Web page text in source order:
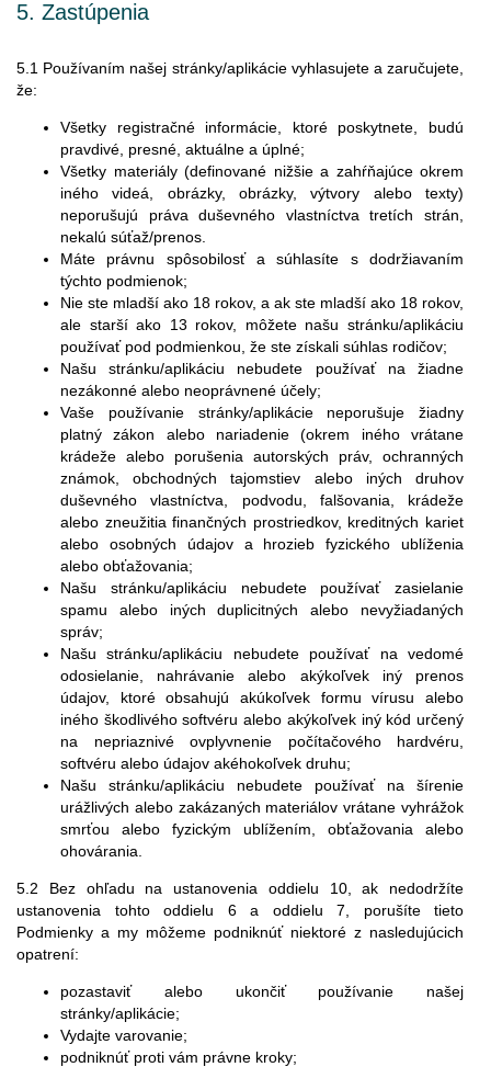
5. Zastúpenia
5.1 Používaním našej stránky/aplikácie vyhlasujete a zaručujete,
že:
Všetky registračné informácie, ktoré poskytnete, budú
pravdivé, presné, aktuálne a úplné;
Všetky materiály (definované nižšie a zahŕňajúce okrem
iného videá, obrázky, obrázky, výtvory alebo texty)
neporušujú práva duševného vlastníctva tretích strán,
nekalú súťaž/prenos.
Máte právnu spôsobilosť a súhlasíte s dodržiavaním
týchto podmienok;
Nie ste mladší ako 18 rokov, a ak ste mladší ako 18 rokov,
ale starší ako 13 rokov, môžete našu stránku/aplikáciu
používať pod podmienkou, že ste získali súhlas rodičov;
Našu stránku/aplikáciu nebudete používať na žiadne
nezákonné alebo neoprávnené účely;
Vaše používanie stránky/aplikácie neporušuje žiadny
platný zákon alebo nariadenie (okrem iného vrátane
krádeže alebo porušenia autorských práv, ochranných
známok, obchodných tajomstiev alebo iných druhov
duševného vlastníctva, podvodu, falšovania, krádeže
alebo zneužitia finančných prostriedkov, kreditných kariet
alebo osobných údajov a hrozieb fyzického ublíženia
alebo obťažovania;
Našu stránku/aplikáciu nebudete používať zasielanie
spamu alebo iných duplicitných alebo nevyžiadaných
správ;
Našu stránku/aplikáciu nebudete používať na vedomé
odosielanie, nahrávanie alebo akýkoľvek iný prenos
údajov, ktoré obsahujú akúkoľvek formu vírusu alebo
iného škodlivého softvéru alebo akýkoľvek iný kód určený
na nepriaznivé ovplyvnenie počítačového hardvéru,
softvéru alebo údajov akéhokoľvek druhu;
Našu stránku/aplikáciu nebudete používať na šírenie
urážlivých alebo zakázaných materiálov vrátane vyhrážok
smrťou alebo fyzickým ublížením, obťažovania alebo
ohovárania.
5.2 Bez ohľadu na ustanovenia oddielu 10, ak nedodržíte
ustanovenia tohto oddielu 6 a oddielu 7, porušíte tieto
Podmienky a my môžeme podniknúť niektoré z nasledujúcich
opatrení:
pozastaviť alebo ukončiť používanie našej
stránky/aplikácie;
Vydajte varovanie;
podniknúť proti vám právne kroky;